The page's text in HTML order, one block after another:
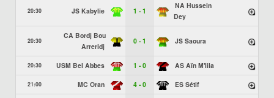
20:30 JS Kabylie 1 - 1
NA Hussein
Dey
20:30
CA Bordj Bou
Arreridj
0 - 1 JS Saoura
20:30 USM Bel Abbes 1 - 0 AS Aïn M'lila
21:00 MC Oran 4 - 0 ES Sétif